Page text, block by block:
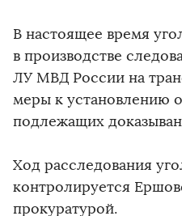
В настоящее время
в производстве
ЛУ МВД России на
меры к установлению
подлежащих
Ход расследования
контролируется
прокуратурой.